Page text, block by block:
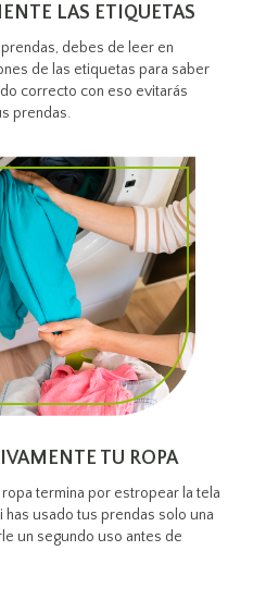
LAS ETIQUETAS
debes de leer en
de las etiquetas para saber
correcto con eso evitarás
prendas.
TU ROPA
termina por estropear la tela
usado tus prendas solo una
un segundo uso antes de